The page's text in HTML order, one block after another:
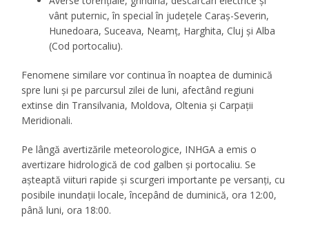
vânt puternic, în special în judeţele Caraş-Severin,
Hunedoara, Suceava, Neamţ, Harghita, Cluj şi Alba
(Cod portocaliu).
Fenomene similare vor continua în noaptea de duminică
spre luni şi pe parcursul zilei de luni, afectând regiuni
extinse din Transilvania, Moldova, Oltenia şi Carpaţii
Meridionali.
Pe lângă avertizările meteorologice, INHGA a emis o
avertizare hidrologică de cod galben şi portocaliu. Se
aşteaptă viituri rapide şi scurgeri importante pe versanţi, cu
posibile inundaţii locale, începând de duminică, ora 12:00,
până luni, ora 18:00.